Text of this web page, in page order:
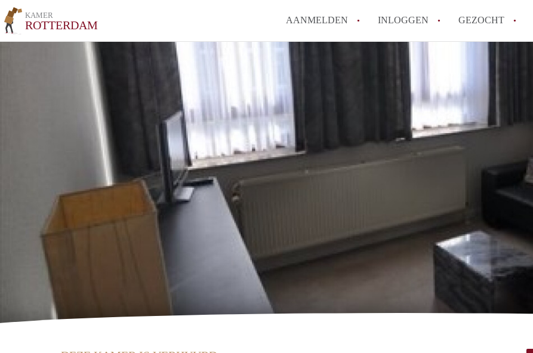
KAMER
ROTTERDAM AANMELDEN INLOGGEN GEZOCHT
Hoe groot is de kans dat ik
Wat kost een studentenkamer
In welke wijken van
Hoe vind ik een kamer in
Alle veelgestelde vragen